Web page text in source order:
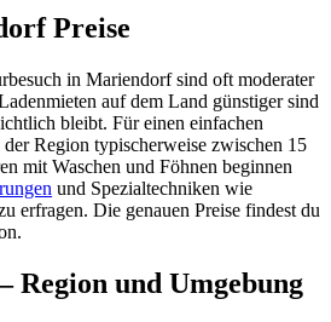
Preise
in Mariendorf sind oft moderater
auf dem Land günstiger sind
bleibt. Für einen einfachen
Region typischerweise zwischen 15
mit Waschen und Föhnen beginnen
und Spezialtechniken wie
erfragen. Die genauen Preise findest du
Region und Umgebung